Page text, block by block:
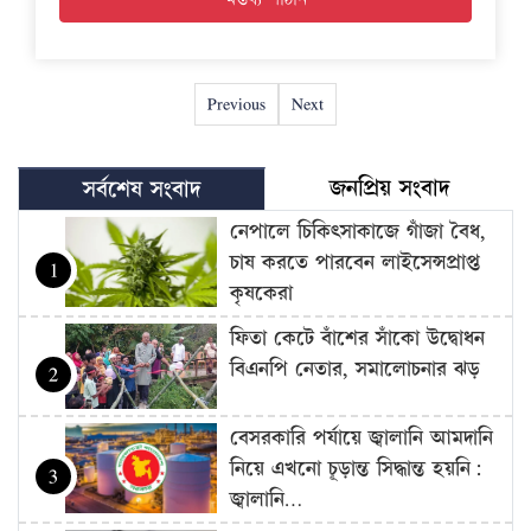
Previous Next
সর্বশেষ সংবাদ জনপ্রিয় সংবাদ
1
নেপালে চিকিৎসাকাজে গাঁজা বৈধ,
চাষ করতে পারবেন লাইসেন্সপ্রাপ্ত
কৃষকেরা
2
ফিতা কেটে বাঁশের সাঁকো উদ্বোধন
বিএনপি নেতার, সমালোচনার ঝড়
3
বেসরকারি পর্যায়ে জ্বালানি আমদানি
নিয়ে এখনো চূড়ান্ত সিদ্ধান্ত হয়নি:
জ্বালানি…